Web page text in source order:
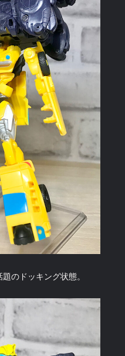
のドッキング状態。